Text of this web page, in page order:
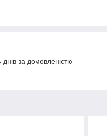
за домовленістю